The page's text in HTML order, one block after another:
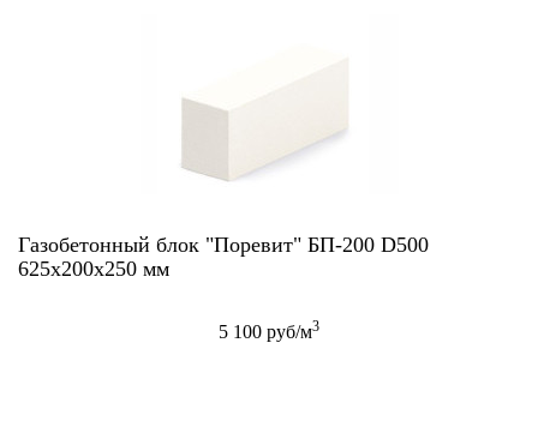
Газобетонный блок "Поревит" БП-200 D500
625х200х250 мм
5 100 руб/м3